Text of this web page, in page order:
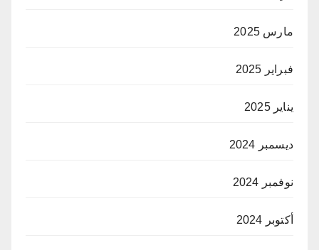
مارس 2025
فبراير 2025
يناير 2025
ديسمبر 2024
نوفمبر 2024
أكتوبر 2024